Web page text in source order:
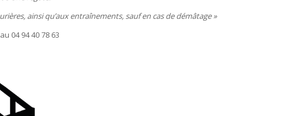
ainsi qu’aux entraînements, sauf en cas de démâtage »
04 94 40 78 63